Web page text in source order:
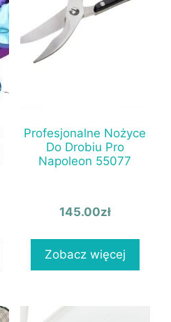
Profesjonalne Nożyce
Do Drobiu Pro
Napoleon 55077
145.00zł
Zobacz więcej